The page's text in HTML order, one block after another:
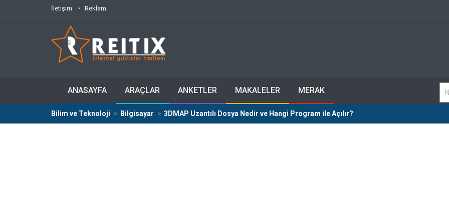
İletişim Reklam
ANASAYFA ARAÇLAR ANKETLER MAKALELER MERAK
Bilim ve Teknoloji Bilgisayar 3DMAP Uzantılı Dosya Nedir ve Hangi Program ile Açılır?